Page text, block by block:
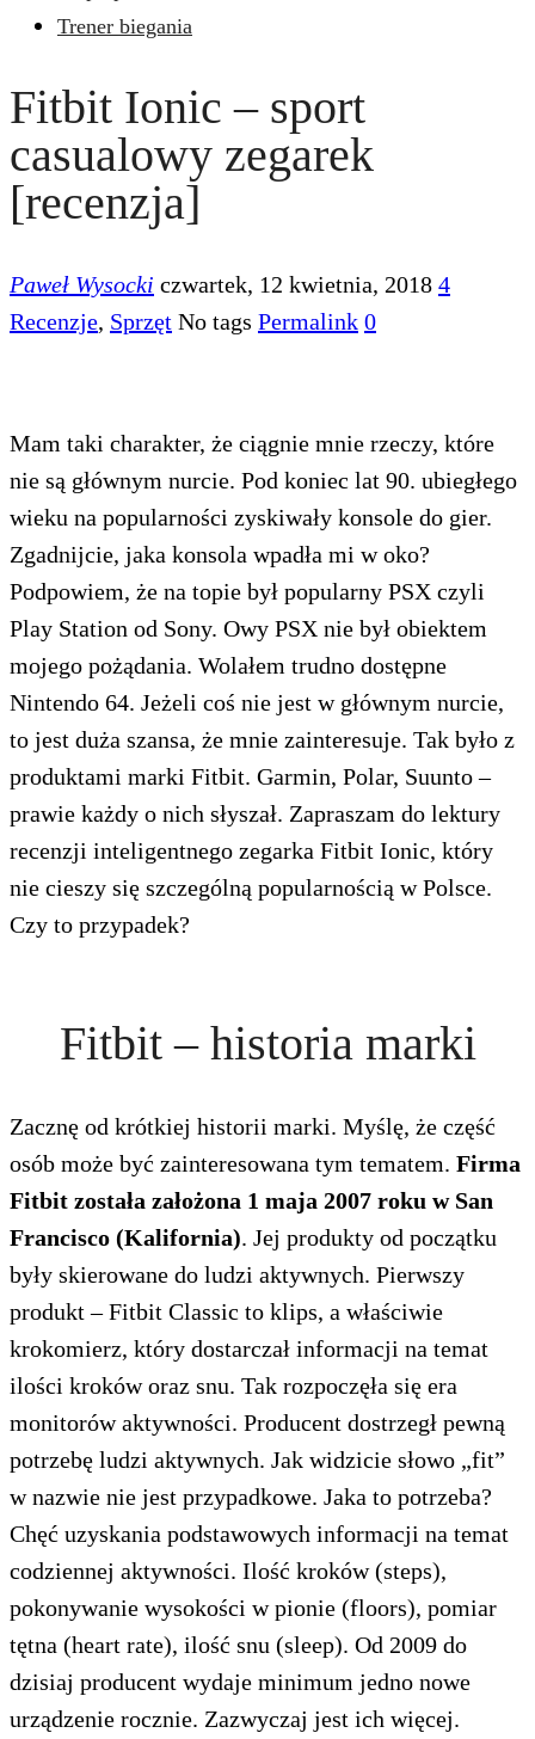
Trener biegania
Fitbit Ionic – sport
casualowy zegarek
[recenzja]
Paweł Wysocki czwartek, 12 kwietnia, 2018 4
Recenzje, Sprzęt No tags Permalink 0
Mam taki charakter, że ciągnie mnie rzeczy, które
nie są głównym nurcie. Pod koniec lat 90. ubiegłego
wieku na popularności zyskiwały konsole do gier.
Zgadnijcie, jaka konsola wpadła mi w oko?
Podpowiem, że na topie był popularny PSX czyli
Play Station od Sony. Owy PSX nie był obiektem
mojego pożądania. Wolałem trudno dostępne
Nintendo 64. Jeżeli coś nie jest w głównym nurcie,
to jest duża szansa, że mnie zainteresuje. Tak było z
produktami marki Fitbit. Garmin, Polar, Suunto –
prawie każdy o nich słyszał. Zapraszam do lektury
recenzji inteligentnego zegarka Fitbit Ionic, który
nie cieszy się szczególną popularnością w Polsce.
Czy to przypadek?
Fitbit – historia marki
Zacznę od krótkiej historii marki. Myślę, że część
osób może być zainteresowana tym tematem. Firma
Fitbit została założona 1 maja 2007 roku w San
Francisco (Kalifornia). Jej produkty od początku
były skierowane do ludzi aktywnych. Pierwszy
produkt – Fitbit Classic to klips, a właściwie
krokomierz, który dostarczał informacji na temat
ilości kroków oraz snu. Tak rozpoczęła się era
monitorów aktywności. Producent dostrzegł pewną
potrzebę ludzi aktywnych. Jak widzicie słowo „fit”
w nazwie nie jest przypadkowe. Jaka to potrzeba?
Chęć uzyskania podstawowych informacji na temat
codziennej aktywności. Ilość kroków (steps),
pokonywanie wysokości w pionie (floors), pomiar
tętna (heart rate), ilość snu (sleep). Od 2009 do
dzisiaj producent wydaje minimum jedno nowe
urządzenie rocznie. Zazwyczaj jest ich więcej.